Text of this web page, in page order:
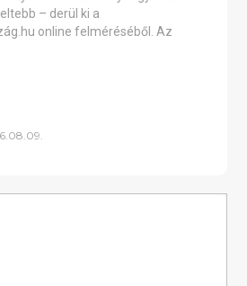
– derül ki a
online felméréséből. Az